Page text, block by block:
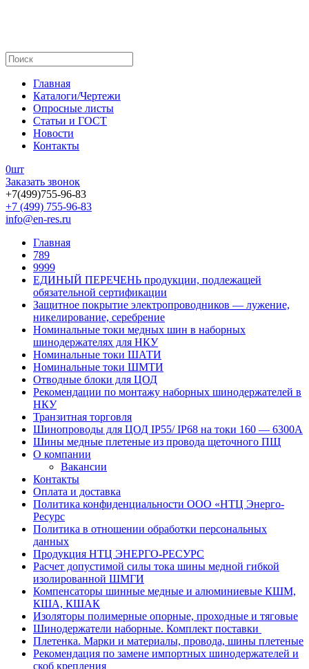
Главная
Каталоги/Чертежи
Опросные листы
Статьи и ГОСТ
Новости
Контакты
0шт
Заказать звонок
+7(499)755-96-83
+7 (499) 755-96-83
info@en-res.ru
Главная
789
9999
ЕДИНЫЙ ПЕРЕЧЕНЬ продукции, подлежащей
обязательной сертификации
Защитное покрытие электропроводников — лужение,
никелирование, серебрение
Номинальные токи медных шин в наборных
шинодержателях для НКУ
Номинальные токи ШАТИ
Номинальные токи ШМТИ
Отводные блоки для ЦОД
Рекомендации по монтажу наборных шинодержателей в
НКУ
Транзитная торговля
Шинопроводы для ЦОД IP55/ IP68 на токи 160 — 6300А
Шины медные плетеные из провода щеточного ПЩ
О компании
Вакансии
Контакты
Оплата и доставка
Политика конфиденциальности ООО «НТЦ Энерго-
Ресурс
Политика в отношении обработки персональных
данных
Продукция НТЦ ЭНЕРГО-РЕСУРС
Расчет допустимой силы тока шины медной гибкой
изолированной ШМГИ
Компенсаторы шинные медные и алюминиевые КШМ,
КША, КШАК
Изоляторы полимерные опорные, проходные и тяговые
Шинодержатели наборные. Комплект поставки
Плетенка. Марки и материалы, провода, шины плетеные
Рекомендация по замене импортных шинодержателей и
скоб крепления